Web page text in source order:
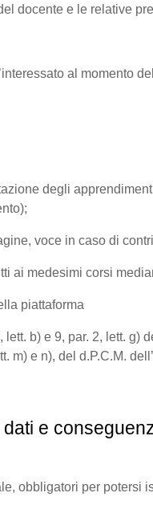
docente e le relative
al momento
degli
voce in caso di
medesimi corsi
piattaforma
lett. b) e 9, par. 2, lett.
m) e n), del d.P.C.M.
e
obbligatori per